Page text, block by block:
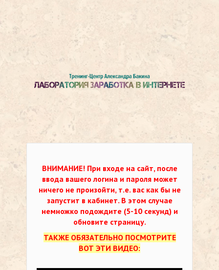
ВНИМАНИЕ! При входе на сайт, после
ввода вашего логина и пароля может
ничего не произойти, т.е. вас как бы не
запустит в кабинет. В этом случае
немножко подождите (5-10 секунд) и
обновите страницу.
ТАКЖЕ ОБЯЗАТЕЛЬНО ПОСМОТРИТЕ
ВОТ ЭТИ ВИДЕО: